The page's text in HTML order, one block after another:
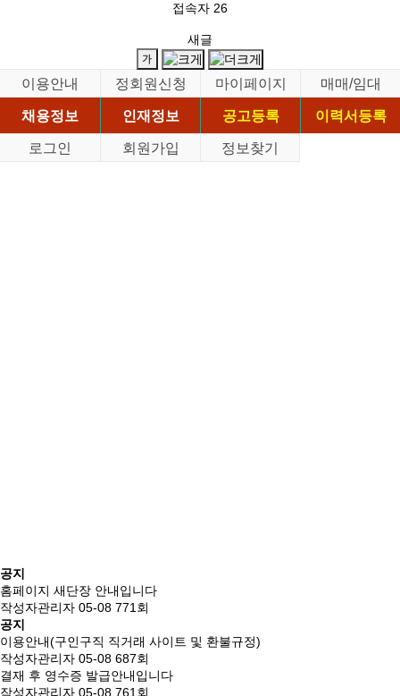
접속자 26
새글
이용안내 정회원신청 마이페이지
매매/임대
채용정보
인재정보 공고등록
이력서등록
로그인
회원가입 정보찾기
공지
홈페이지 새단장 안내입니다
작성자관리자 05-08 771회
공지
이용안내(구인구직 직거래 사이트 및 환불규정)
작성자관리자 05-08 687회
결재 후 영수증 발급안내입니다
작성자관리자 05-08 761 회